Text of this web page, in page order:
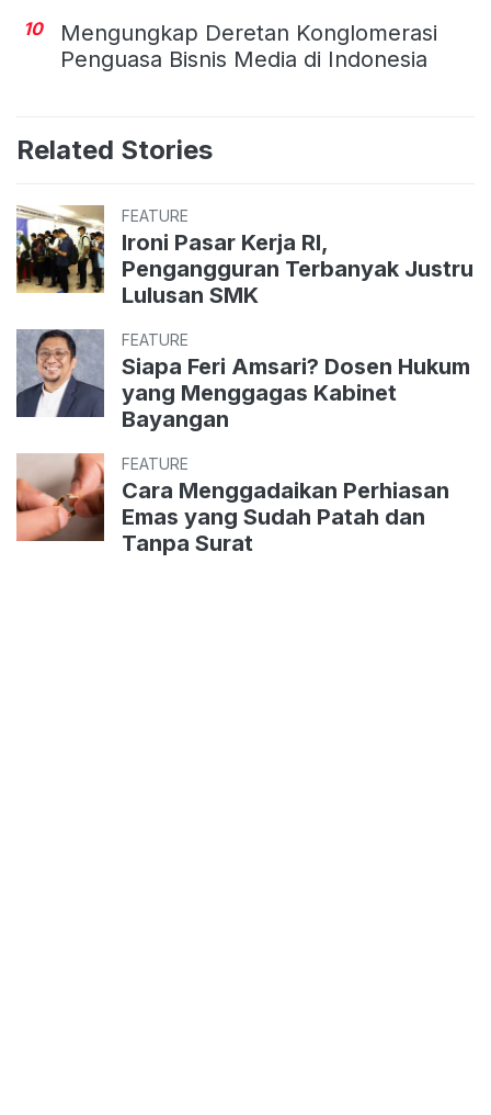
10
Mengungkap Deretan Konglomerasi
Penguasa Bisnis Media di Indonesia
Related Stories
FEATURE
Ironi Pasar Kerja RI,
Pengangguran Terbanyak Justru
Lulusan SMK
FEATURE
Siapa Feri Amsari? Dosen Hukum
yang Menggagas Kabinet
Bayangan
FEATURE
Cara Menggadaikan Perhiasan
Emas yang Sudah Patah dan
Tanpa Surat